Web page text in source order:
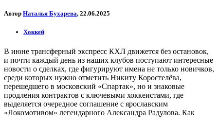
Автор Наталья Бухарева, 22.06.2025
Хоккей
В июне трансферный экспресс КХЛ движется без остановок,
и почти каждый день из наших клубов поступают интересные
новости о сделках, где фигурируют имена не только новичков,
среди которых нужно отметить Никиту Коростелёва,
перешедшего в московский «Спартак», но и знаковые
продления контрактов с ключевыми хоккеистами, где
выделяется очередное соглашение с ярославским
«Локомотивом» легендарного Александра Радулова. Как